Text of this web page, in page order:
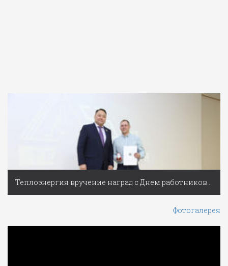
Теплоэнергия вручение наград с Днем работников ЖКХ
Фотогалерея